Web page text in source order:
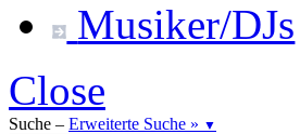
Musiker/DJs
Close
Suche – Erweiterte Suche » ▼